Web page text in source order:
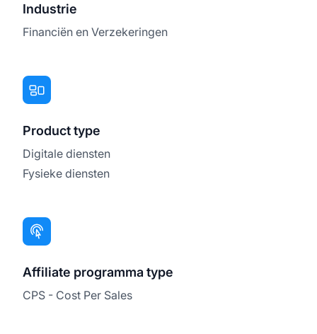
Industrie
Financiën en Verzekeringen
Product type
Digitale diensten
Fysieke diensten
Affiliate programma type
CPS - Cost Per Sales